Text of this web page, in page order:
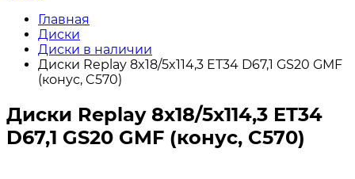
Главная
Диски
Диски в наличии
Диски Replay 8x18/5x114,3 ET34 D67,1 GS20 GMF
(конус, C570)
Диски Replay 8x18/5x114,3 ET34
D67,1 GS20 GMF (конус, C570)